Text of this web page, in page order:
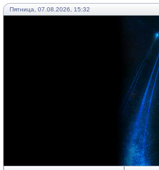
Пятница, 07.08.2026, 15:32